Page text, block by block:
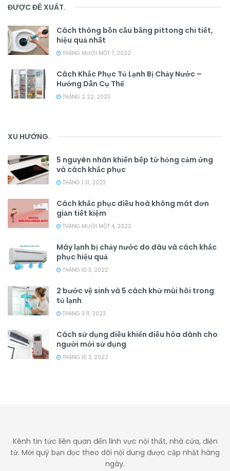
ĐƯỢC ĐỀ XUẤT.
Cách thông bồn cầu bằng pittong chi tiết,
hiệu quả nhất
THÁNG MƯỜI MỘT 7, 2022
Cách Khắc Phục Tủ Lạnh Bị Chảy Nước –
Hướng Dẫn Cụ Thể
THÁNG 2 22, 2023
XU HƯỚNG.
5 nguyên nhân khiến bếp từ hỏng cảm ứng
và cách khắc phục
THÁNG 1 31, 2023
Cách khắc phục điều hoà không mát đơn
giản tiết kiệm
THÁNG MƯỜI MỘT 4, 2022
Máy lạnh bị chảy nước do đâu và cách khắc
phục hiệu quả
THÁNG 10 3, 2022
2 bước vệ sinh và 5 cách khử mùi hôi trong
tủ lạnh
THÁNG 3 11, 2023
Cách sử dụng điều khiển điều hòa dành cho
người mới sử dụng
THÁNG 10 3, 2022
Kênh tin tức liên quan đến lĩnh vực nội thất, nhà cửa, điện
tử. Mời quý bạn đọc theo dõi nội dung được cập nhật hàng
ngày.